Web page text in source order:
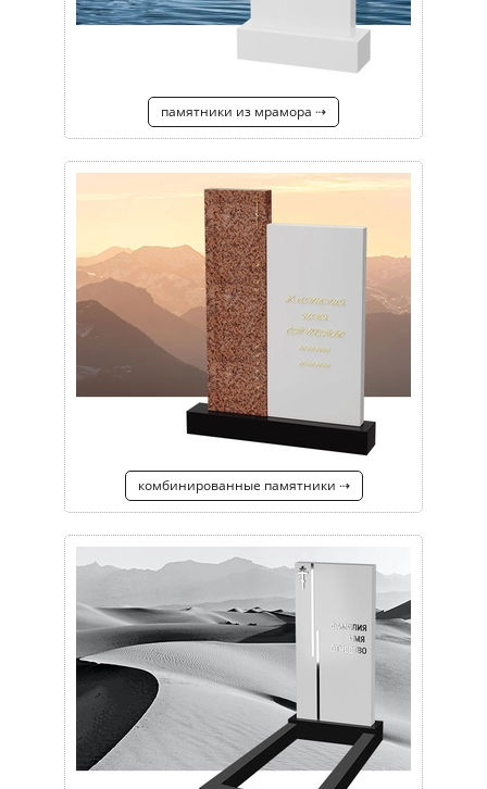
памятники из мрамора ⇢
комбинированные памятники ⇢